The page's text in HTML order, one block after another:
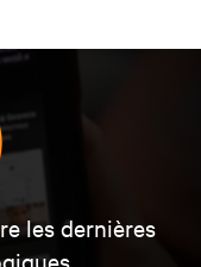
les dernières